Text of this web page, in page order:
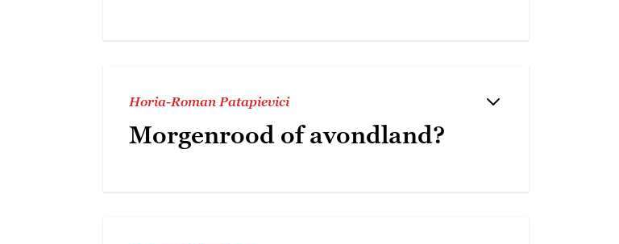
Horia-Roman Patapievici
Morgenrood of avondland?